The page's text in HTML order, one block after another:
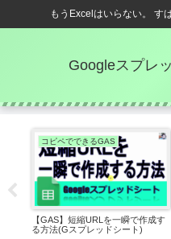
もうExcelはいらない。 す
Googleスプレ
コピペでできるGAS
【GAS】短縮URLを一瞬で作成す
る方法(Gスプレッドシート)